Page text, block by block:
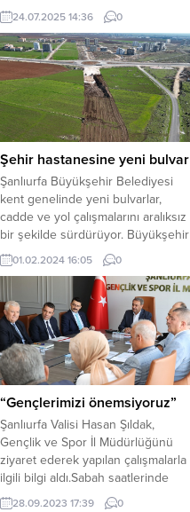
Jandarma tarafından Bozova’da
gerçekleştirilen operasyonda; 81
Adet Boş Senet, 2 Adet 57.000 TL
ve 35.000 TL Değerinde Senet, 7
Adet Tapu Senedi, 1 Adet Alacak
Verecek Yazılı Beyanname, 1 Adet
Dizüstü Bilgisayar, 1 Adet Cep...
24.07.2025 14:36 0
Şehir hastanesine yeni bulvar
Şanlıurfa Büyükşehir Belediyesi
kent genelinde yeni bulvarlar,
cadde ve yol çalışmalarını aralıksız
bir şekilde sürdürüyor. Büyükşehir
Belediyesi, Şehir Hastanesine
ulaşımın kolaylıkla sağlanması için
Buluntu Hoca Bulvarından Şehir
Hastanesine yeni bulvar
çalışmasına başladı. Şanlıurfa
Büyükşehir Belediyesi kent
genelinde vatandaşlara rahat ve
konforlu ulaşım ağı sağlamaya
devam ediyor. Kent genelinde
sürdürdüğü yol...
01.02.2024 16:05 0
“Gençlerimizi önemsiyoruz”
Şanlıurfa Valisi Hasan Şıldak,
Gençlik ve Spor İl Müdürlüğünü
ziyaret ederek yapılan çalışmalarla
ilgili bilgi aldı.Sabah saatlerinde
Gençlik ve Spor İl Müdürlüğüne
28.09.2023 17:39 0